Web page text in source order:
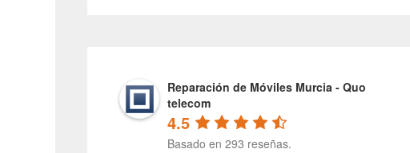
Reparación de Móviles Murcia - Quo
telecom
4.5
Basado en 293 reseñas.